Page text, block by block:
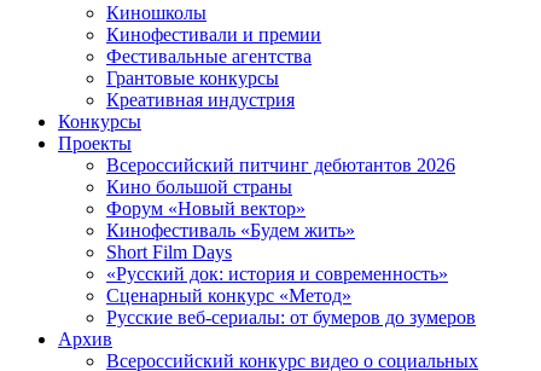
Киношколы
Кинофестивали и премии
Фестивальные агентства
Грантовые конкурсы
Креативная индустрия
Конкурсы
Проекты
Всероссийский питчинг дебютантов 2026
Кино большой страны
Форум «Новый вектор»
Кинофестиваль «Будем жить»
Short Film Days
«Русский док: история и современность»
Сценарный конкурс «Метод»
Русские веб-сериалы: от бумеров до зумеров
Архив
Всероссийский конкурс видео о социальных